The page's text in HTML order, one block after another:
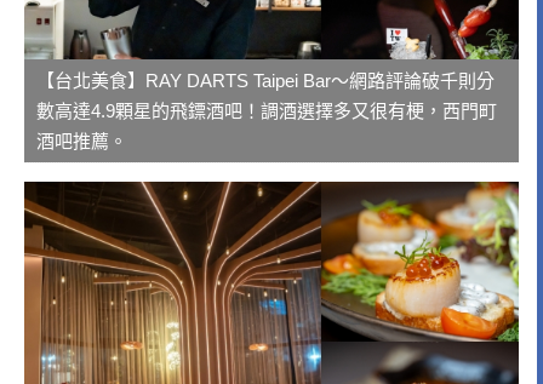
【台北美食】RAY DARTS Taipei Bar～網路評論破千則分
數高達4.9顆星的飛鏢酒吧！調酒選擇多又很有梗，西門町
酒吧推薦。